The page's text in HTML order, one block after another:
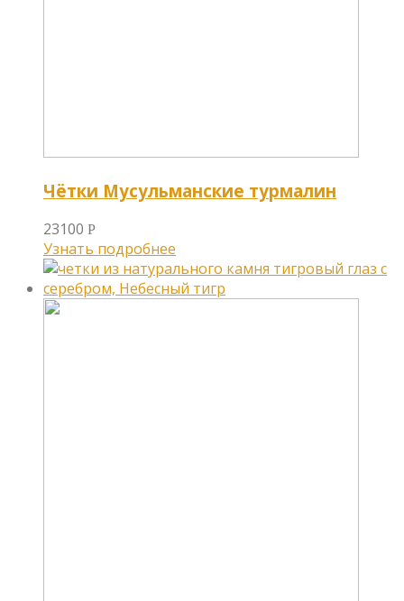
Чётки Мусульманские турмалин
23100 Р
Узнать подробнее